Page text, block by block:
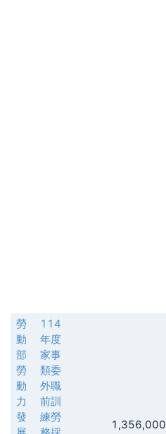
勞
動
部
勞
動
力
發
114
年度
家事
類委
外職
前訓
練勞
1,356,000